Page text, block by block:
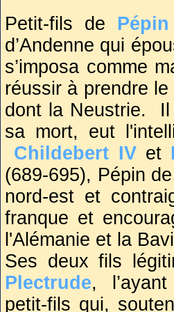
Petit-fils de
d’Andenne qui
s’imposa comme
réussir à prendre
dont la Neustrie.
sa mort, eut
Childebert IVet
(689-695), Pépin
nord-est et
franque et
l'Alémanie et la
Ses deux fils
Plectrude, l’ayant
petit-fils qui,
Des fouilles
(Brabant flamand)
crypte de la
1981, la crypte et